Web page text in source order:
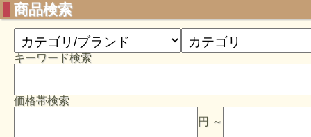
商品検索
キーワード検索
価格帯検索
円 ～